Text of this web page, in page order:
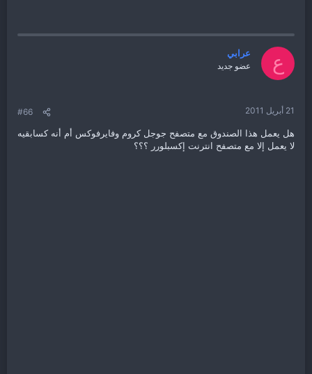
ع عرابي
عضو جديد
21 أبريل 2011 #66
هل يعمل هذا الصندوق مع متصفح جوجل كروم وفايرفوكس أم أنه كسابقيه
لا يعمل إلا مع متصفح انترنت إكسبلورر ؟؟؟